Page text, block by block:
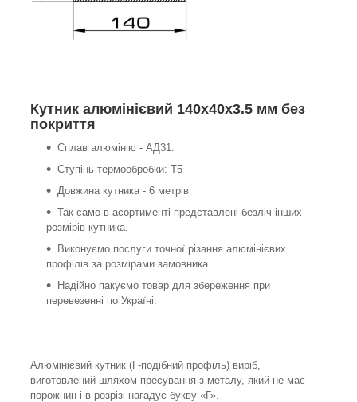
Кутник алюмінієвий 140х40х3.5 мм без
покриття
Сплав алюмінію - АД31.
Ступінь термообробки: Т5
Довжина кутника - 6 метрів
Так само в асортименті представлені безліч інших
розмірів кутника.
Виконуємо послуги точної різання алюмінієвих
профілів за розмірами замовника.
Надійно пакуємо товар для збереження при
перевезенні по Україні.
Алюмінієвий кутник (Г-подібний профіль) виріб,
виготовлений шляхом пресування з металу, який не має
порожнин і в розрізі нагадує букву «Г».